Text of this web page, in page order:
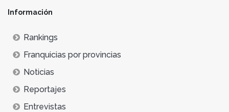
Información
Rankings
Franquicias por provincias
Noticias
Reportajes
Entrevistas